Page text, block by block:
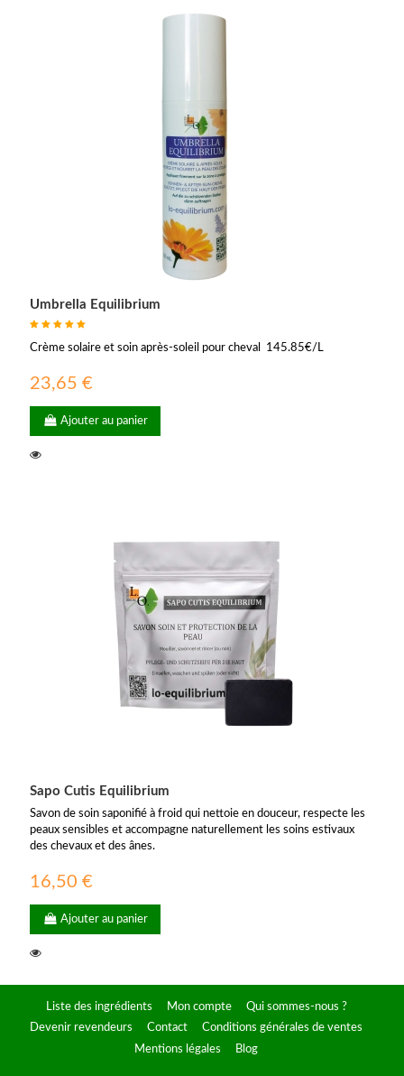
Umbrella Equilibrium
Crème solaire et soin après-soleil pour cheval 145.85€/L
23,65 €
Ajouter au panier
Sapo Cutis Equilibrium
Savon de soin saponifié à froid qui nettoie en douceur, respecte les
peaux sensibles et accompagne naturellement les soins estivaux
des chevaux et des ânes.
16,50 €
Ajouter au panier
Liste des ingrédients Mon compte
Qui sommes-nous ?
Devenir revendeurs
Contact
Conditions générales de ventes
Mentions légales
Blog